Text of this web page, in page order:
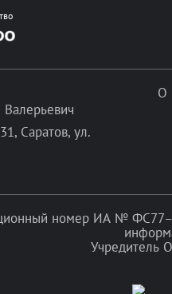
Саратов, ул.
О
номер ИА №
Учредитель